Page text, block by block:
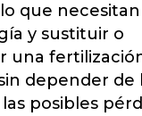
que necesitan
y sustituir o
una
depender de
posibles